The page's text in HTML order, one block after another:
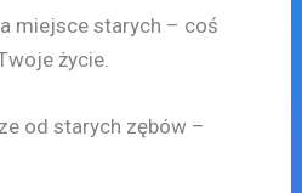
miejsce starych – coś
życie.
od starych zębów –